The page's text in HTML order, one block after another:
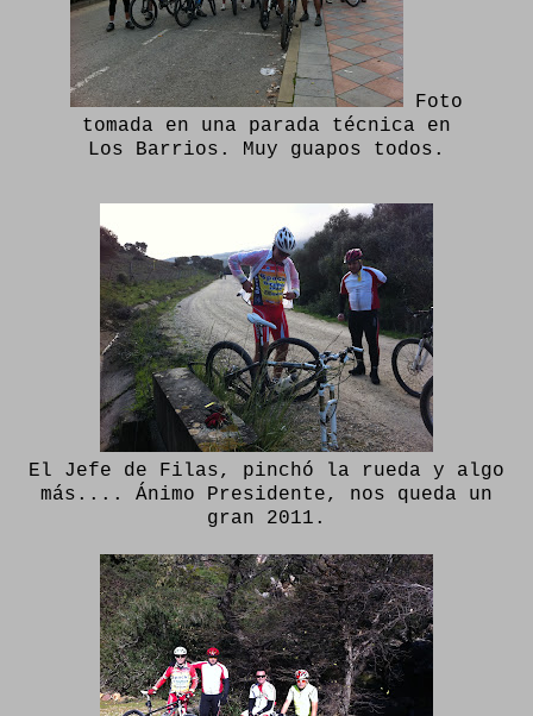
Foto
tomada en una parada técnica en
Los Barrios. Muy guapos todos.
El Jefe de Filas, pinchó la rueda y algo
más.... Ánimo Presidente, nos queda un
gran 2011.